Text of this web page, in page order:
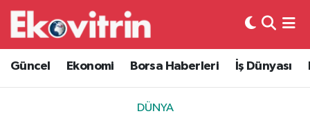
Güncel Ekonomi Borsa Haberleri İş Dünyası
DÜNYA
Güncel
Ekonomi
Hava Durumu
Trafik Durumu